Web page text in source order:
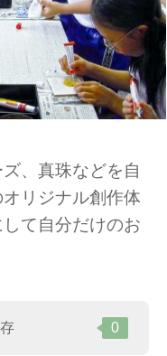
、真珠などを自
リジナル創作体
て自分だけのお
0